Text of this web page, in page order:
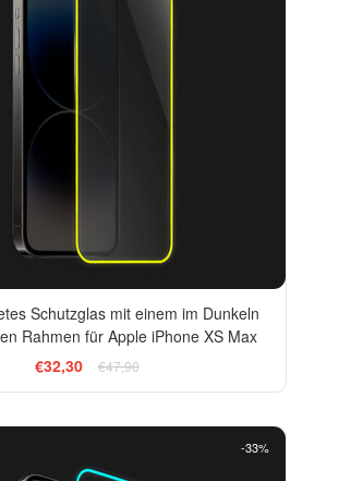
Schutzglas mit einem im Dunkeln
Rahmen für Apple iPhone XS Max
€32,30
€47,90
-33%